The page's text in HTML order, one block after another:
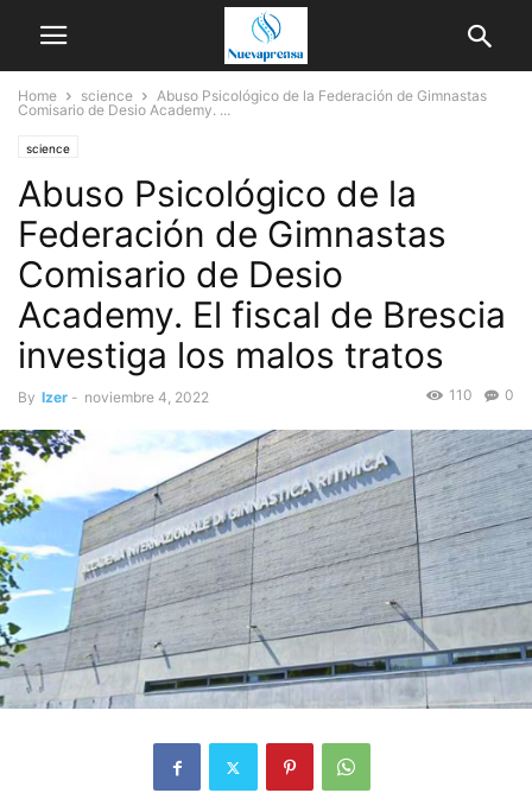
Home science
Abuso Psicológico de la Federación de Gimnastas
Comisario de Desio Academy. ...
science
Abuso Psicológico de la
Federación de Gimnastas
Comisario de Desio
Academy. El fiscal de Brescia
investiga los malos tratos
By Izer - noviembre 4, 2022 0
110